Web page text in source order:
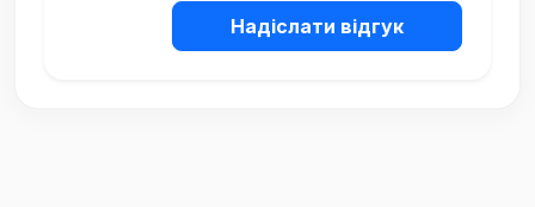
Надіслати відгук